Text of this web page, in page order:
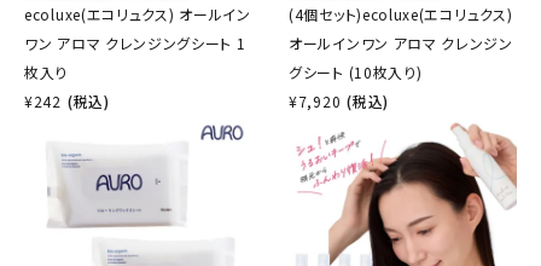
ecoluxe(エコリュクス) オールイン
ワン アロマ クレンジングシート 1
枚入り
¥242 (税込)
(4個セット)ecoluxe(エコリュクス)
オールインワン アロマ クレンジン
グシート (10枚入り)
¥7,920 (税込)